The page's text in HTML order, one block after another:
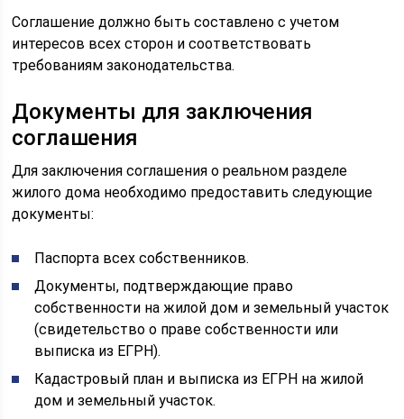
Соглашение должно быть составлено с учетом
интересов всех сторон и соответствовать
требованиям законодательства.
Документы для заключения
соглашения
Для заключения соглашения о реальном разделе
жилого дома необходимо предоставить следующие
документы:
Паспорта всех собственников.
Документы, подтверждающие право
собственности на жилой дом и земельный участок
(свидетельство о праве собственности или
выписка из ЕГРН).
Кадастровый план и выписка из ЕГРН на жилой
дом и земельный участок.